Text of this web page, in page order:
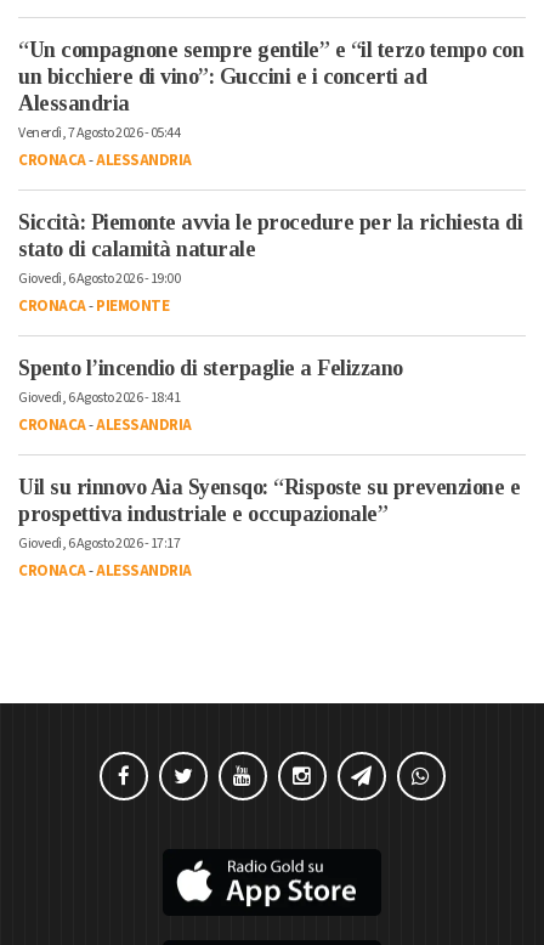
“Un compagnone sempre gentile” e “il terzo tempo con
un bicchiere di vino”: Guccini e i concerti ad
Alessandria
Venerdì, 7 Agosto 2026 - 05:44
CRONACA-ALESSANDRIA
Siccità: Piemonte avvia le procedure per la richiesta di
stato di calamità naturale
Giovedì, 6 Agosto 2026 - 19:00
CRONACA-PIEMONTE
Spento l’incendio di sterpaglie a Felizzano
Giovedì, 6 Agosto 2026 - 18:41
CRONACA-ALESSANDRIA
Uil su rinnovo Aia Syensqo: “Risposte su prevenzione e
prospettiva industriale e occupazionale”
Giovedì, 6 Agosto 2026 - 17:17
CRONACA-ALESSANDRIA